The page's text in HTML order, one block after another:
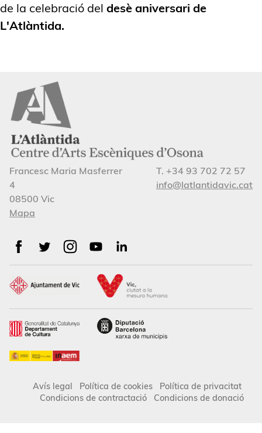
de la celebració del desè aniversari de
L'Atlàntida.
Francesc Maria Masferrer
4
08500 Vic
Mapa
T. +34 93 702 72 57
info@latlantidavic.cat
Avís legal Política de cookies
Política de privacitat
Condicions de contractació
Condicions de donació